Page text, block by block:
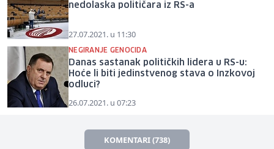
nedolaska političara iz RS-a
27.07.2021. u 11:30
NEGIRANJE GENOCIDA
Danas sastanak političkih lidera u RS-u:
Hoće li biti jedinstvenog stava o Inzkovoj
odluci?
26.07.2021. u 07:23
KOMENTARI (738)